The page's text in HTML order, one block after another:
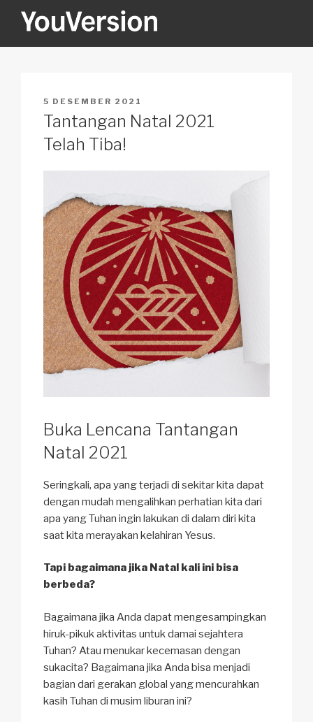
YOUVERSION
POSTED
ON
5 DESEMBER 2021
Tantangan Natal 2021
Telah Tiba!
Buka Lencana Tantangan
Natal 2021
Seringkali, apa yang terjadi di sekitar kita dapat
dengan mudah mengalihkan perhatian kita dari
apa yang Tuhan ingin lakukan di dalam diri kita
saat kita merayakan kelahiran Yesus.
Tapi bagaimana jika Natal kali ini bisa
berbeda?
Bagaimana jika Anda dapat mengesampingkan
hiruk-pikuk aktivitas untuk damai sejahtera
Tuhan? Atau menukar kecemasan dengan
sukacita? Bagaimana jika Anda bisa menjadi
bagian dari gerakan global yang mencurahkan
kasih Tuhan di musim liburan ini?